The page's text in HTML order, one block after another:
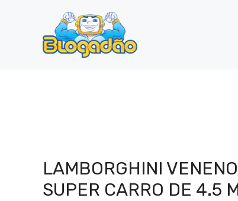
conteúdo
LAMBORGHINI
SUPER CARRO DE 4.5